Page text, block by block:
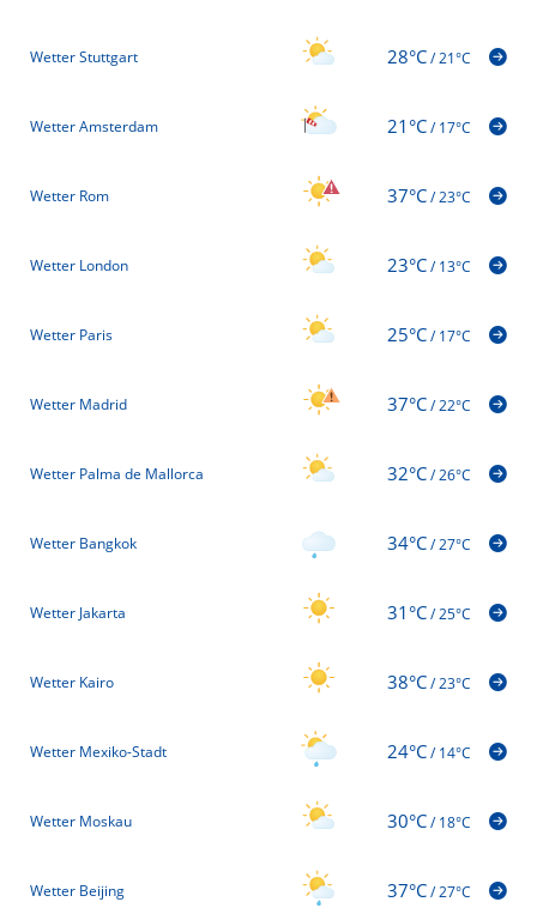
Wetter Stuttgart 28°C/21°C
Wetter Amsterdam 21°C/17°C
Wetter Rom 37°C/23°C
Wetter London 23°C/13°C
Wetter Paris 25°C/17°C
Wetter Madrid 37°C/22°C
Wetter Palma de Mallorca 32°C/26°C
Wetter Bangkok 34°C/27°C
Wetter Jakarta 31°C/25°C
Wetter Kairo 38°C/23°C
Wetter Mexiko-Stadt 24°C/14°C
Wetter Moskau 30°C/18°C
Wetter Beijing 37°C/27°C